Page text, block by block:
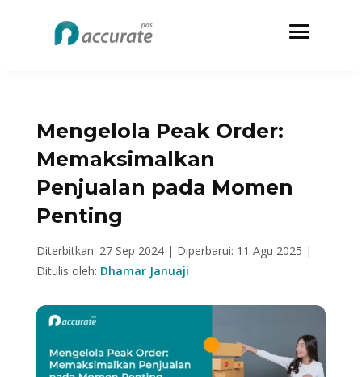
Mengelola Peak Order:
Memaksimalkan
Penjualan pada Momen
Penting
Diterbitkan: 27 Sep 2024 | Diperbarui: 11 Agu 2025 |
Ditulis oleh: Dhamar Januaji